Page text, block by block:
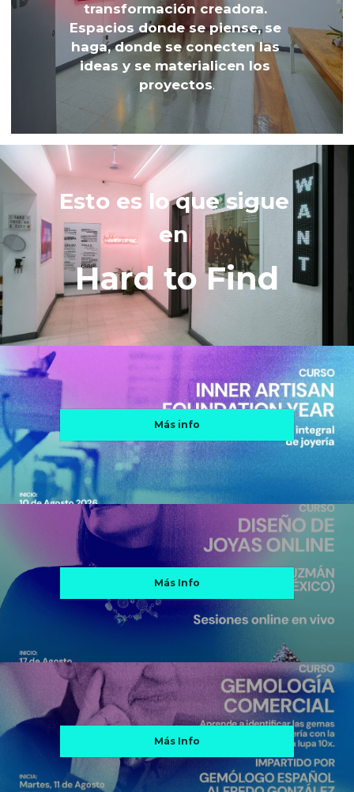
transformación creadora.
Espacios donde se piense, se
haga, donde se conecten las
ideas y se materialicen los
proyectos.
Esto es lo que sigue
en
Hard to Find
Más info
Más Info
Más Info